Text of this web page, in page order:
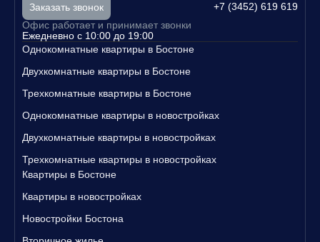
Заказать звонок
+7 (3452) 619 619
Офис работает и принимает звонки
Ежедневно с 10:00 до 19:00
Однокомнатные квартиры в Бостоне
Двухкомнатные квартиры в Бостоне
Трехкомнатные квартиры в Бостоне
Однокомнатные квартиры в новостройках
Двухкомнатные квартиры в новостройках
Трехкомнатные квартиры в новостройках
Квартиры в Бостоне
Квартиры в новостройках
Новостройки Бостона